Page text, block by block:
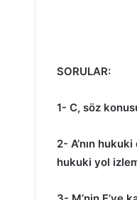
SORULAR:
1- C, söz
2- A’nın
hukuki yol